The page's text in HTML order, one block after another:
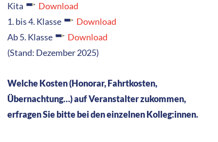
Kita
Download
1. bis 4. Klasse
Download
Ab 5. Klasse
Download
(Stand: Dezember 2025)
Welche Kosten (Honorar, Fahrtkosten,
Übernachtung…) auf Veranstalter zukommen,
erfragen Sie bitte bei den einzelnen Kolleg:innen.